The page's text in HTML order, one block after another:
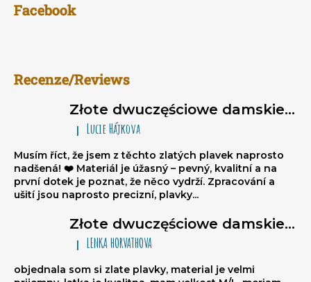
Facebook
Recenze/Reviews
Złote dwuczęściowe damskie stroje kąpielowe brazylijki Sparkle*Me – bikini wiązane, marszczone brazylijki
Ocena produktu to 5 na 5 gwiazdek.
| Lucie Hájkova
Musím říct, že jsem z těchto zlatých plavek naprosto
nadšená! ❤️ Materiál je úžasný – pevný, kvalitní a na
první dotek je poznat, že něco vydrží. Zpracování a
ušití jsou naprosto precizní, plavky...
Złote dwuczęściowe damskie stroje kąpielowe brazylijki Sparkle*Me – bikini wiązane, marszczone brazylijki
Ocena produktu to 5 na 5 gwiazdek.
| LENKA HORVATHOVA
objednala som si zlate plavky, material je velmi